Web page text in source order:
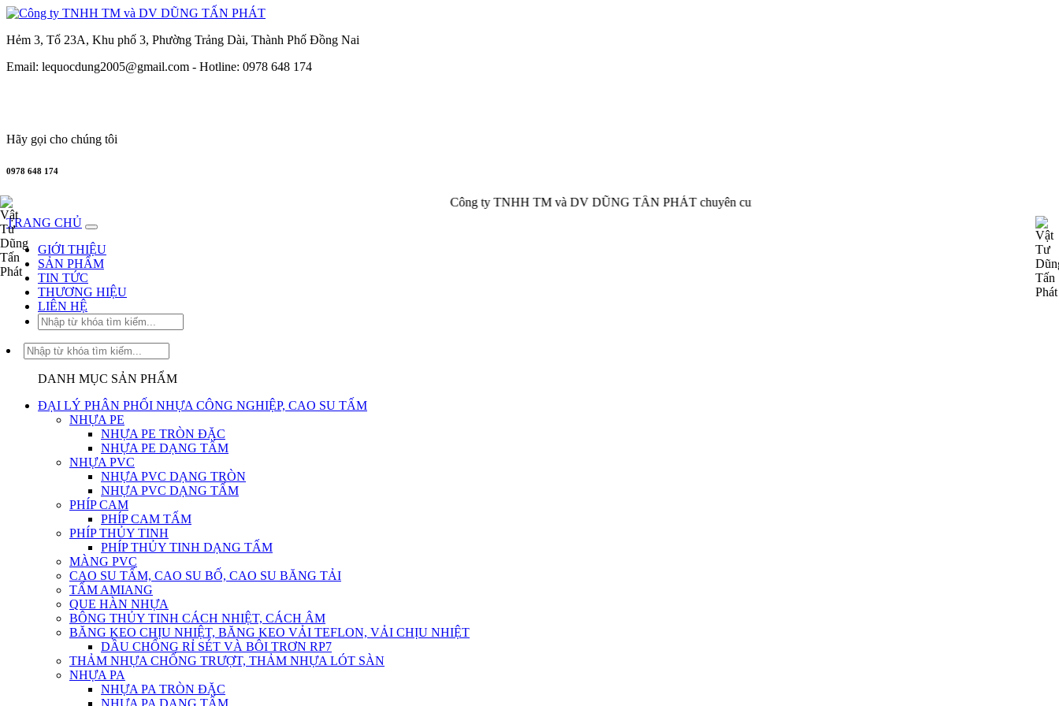
Hẻm 3, Tổ 23A, Khu phố 3, Phường Trảng Dài, Thành Phố Đồng Nai
Email: lequocdung2005@gmail.com - Hotline: 0978 648 174
Hãy gọi cho chúng tôi
0978 648 174
Công ty TNHH TM và DV DŨNG TẤN PHÁT chuyên cung cấp, phân phối thiết bị công nghiệp của nhiều hãng nổi tiếng trên
TRANG CHỦ
GIỚI THIỆU
SẢN PHẨM
TIN TỨC
THƯƠNG HIỆU
LIÊN HỆ
TRANG
GIỚI
PHẨM
THƯƠNG
HIỆU
TIN
TỨC
LIÊN
HỆ
DANH MỤC SẢN PHẨM
ĐẠI LÝ PHÂN PHỐI NHỰA CÔNG NGHIỆP, CAO SU TẤM
NHỰA PE
NHỰA PE TRÒN ĐẶC
NHỰA PE DẠNG TẤM
NHỰA PVC
NHỰA PVC DẠNG TRÒN
NHỰA PVC DẠNG TẤM
PHÍP CAM
PHÍP CAM TẤM
PHÍP THỦY TINH
PHÍP THỦY TINH DẠNG TẤM
MÀNG PVC
CAO SU TẤM, CAO SU BỐ, CAO SU BĂNG TẢI
TẤM AMIANG
QUE HÀN NHỰA
BÔNG THỦY TINH CÁCH NHIỆT, CÁCH ÂM
BĂNG KEO CHỊU NHIỆT, BĂNG KEO VẢI TEFLON, VẢI CHỊU NHIỆT
DẦU CHỐNG RỈ SÉT VÀ BÔI TRƠN RP7
THẢM NHỰA CHỐNG TRƯỢT, THẢM NHỰA LÓT SÀN
NHỰA PA
NHỰA PA TRÒN ĐẶC
NHỰA PA DẠNG TẤM